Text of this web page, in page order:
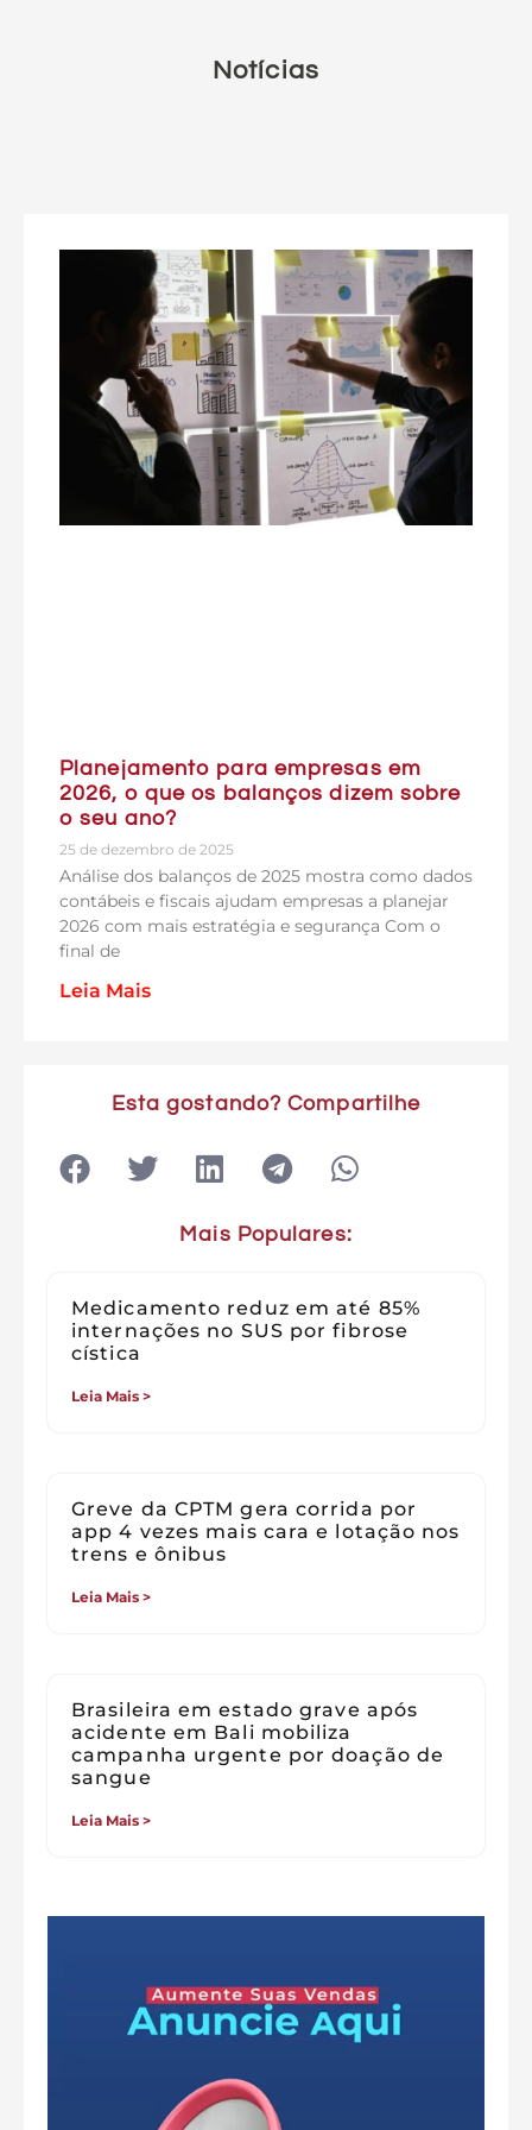
Notícias
Planejamento para empresas em
2026, o que os balanços dizem sobre
o seu ano?
25 de dezembro de 2025
Análise dos balanços de 2025 mostra como dados
contábeis e fiscais ajudam empresas a planejar
2026 com mais estratégia e segurança Com o
final de
Leia Mais
Esta gostando? Compartilhe
Mais Populares:
Medicamento reduz em até 85%
internações no SUS por fibrose
cística
Leia Mais >
Greve da CPTM gera corrida por
app 4 vezes mais cara e lotação nos
trens e ônibus
Leia Mais >
Brasileira em estado grave após
acidente em Bali mobiliza
campanha urgente por doação de
sangue
Leia Mais >